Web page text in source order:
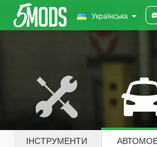
Українська
ІНСТРУМЕНТИ